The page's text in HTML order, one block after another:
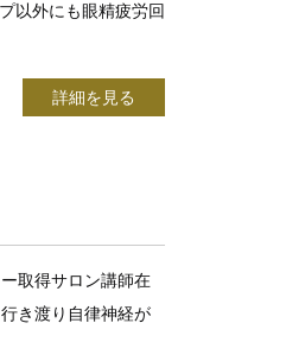
以外にも眼精疲労回
詳細を見る
取得サロン講師在
き渡り自律神経が